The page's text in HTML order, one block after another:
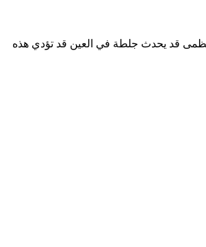
عظمى قد يحدث جلطة في العين قد تؤدي هذه